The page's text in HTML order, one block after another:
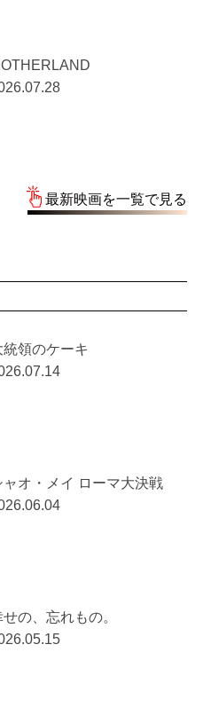
最新映画を一覧で見る
統領のケーキ
ャオ・メイ ローマ大決戦
せの、忘れもの。